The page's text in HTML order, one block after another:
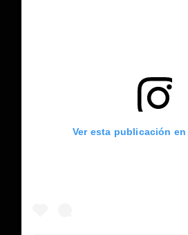
Ver esta publicación